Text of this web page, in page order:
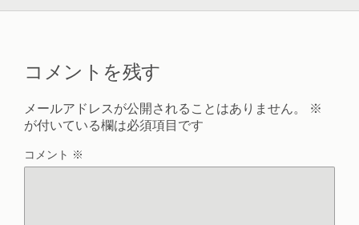
コメントを残す
メールアドレスが公開されることはありません。
※
が付いている欄は必須項目です
コメント ※